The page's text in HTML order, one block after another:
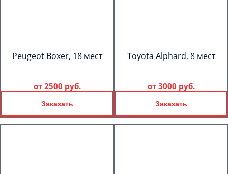
Peugeot Boxer, 18 мест
от 2500 руб.
Заказать
Toyota Alphard, 8 мест
от 3000 руб.
Заказать